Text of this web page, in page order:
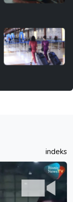
indeks